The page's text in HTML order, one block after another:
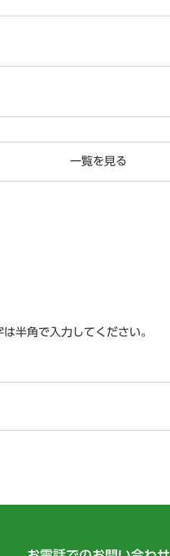
一覧を見る
半角で入力してください。